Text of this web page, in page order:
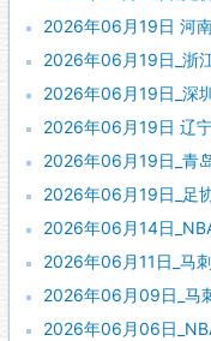
2026年06月19日 河南队
2026年06月19日_浙江队
2026年06月19日_深圳新鹏
2026年06月19日 辽宁铁
2026年06月19日_青岛西海岸
2026年06月19日_足协杯
2026年06月14日_NBA
2026年06月11日_马刺
2026年06月09日_马刺
2026年06月06日_NBA